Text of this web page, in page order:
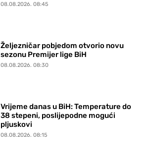
08.08.2026. 08:45
Željezničar pobjedom otvorio novu
sezonu Premijer lige BiH
08.08.2026. 08:30
Vrijeme danas u BiH: Temperature do
38 stepeni, poslijepodne mogući
pljuskovi
08.08.2026. 08:15